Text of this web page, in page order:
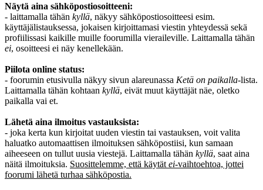
Näytä aina sähköpostiosoitteeni:
- laittamalla tähän kyllä, näkyy sähköpostiosoitteesi esim.
käyttäjälistauksessa, jokaisen kirjoittamasi viestin yhteydessä sekä
profiilissasi kaikille muille foorumilla vieraileville. Laittamalla tähän
ei, osoitteesi ei näy kenellekään.
Piilota online status:
- foorumin etusivulla näkyy sivun alareunassa Ketä on paikalla-lista.
Laittamalla tähän kohtaan kyllä, eivät muut käyttäjät näe, oletko
paikalla vai et.
Lähetä aina ilmoitus vastauksista:
- joka kerta kun kirjoitat uuden viestin tai vastauksen, voit valita
haluatko automaattisen ilmoituksen sähköpostiisi, kun samaan
aiheeseen on tullut uusia viestejä. Laittamalla tähän kyllä, saat aina
näitä ilmoituksia. Suosittelemme, että käytätei-vaihtoehtoa, jottei
foorumi lähetä turhaa sähköpostia.